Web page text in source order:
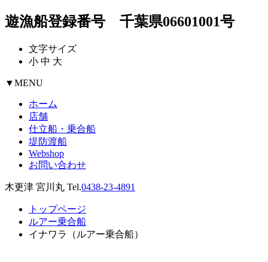
遊漁船登録番号 千葉県06601001号
文字サイズ
小 中 大
▼MENU
ホーム
店舗
仕立船・乗合船
堤防渡船
Webshop
お問い合わせ
木更津 宮川丸 Tel.0438-23-4891
トップページ
ルアー乗合船
イナワラ（ルアー乗合船）